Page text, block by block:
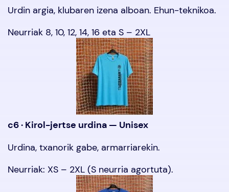
Urdin argia, klubaren izena alboan. Ehun-teknikoa.
Neurriak 8, 10, 12, 14, 16 eta S – 2XL
c6 · Kirol-jertse urdina — Unisex
Urdina, txanorik gabe, armarriarekin.
Neurriak: XS – 2XL (S neurria agortuta).